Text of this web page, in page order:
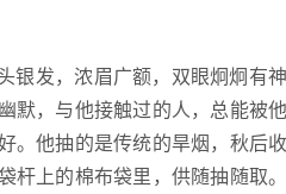
银发，浓眉广额，双眼炯炯有
默，与他接触过的人，总能被
。他抽的是传统的旱烟，秋后
杆上的棉布袋里，供随抽随取